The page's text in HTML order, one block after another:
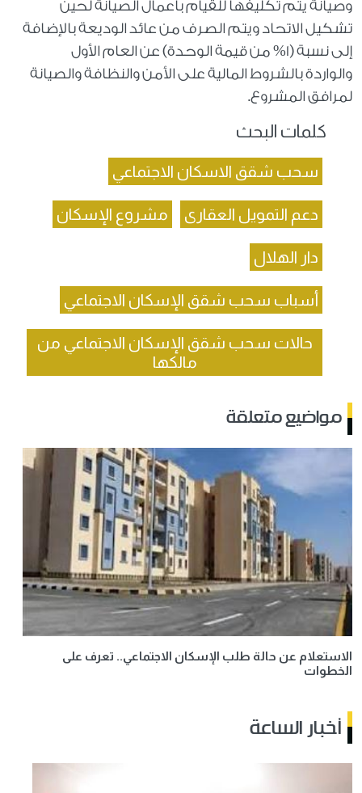
وصيانة يتم تكليفها للقيام بأعمال الصيانة لحين
تشكيل الاتحاد ويتم الصرف من عائد الوديعة بالإضافة
إلى نسبة (1% من قيمة الوحدة) عن العام الأول
والواردة بالشروط المالية على الأمن والنظافة والصيانة
لمرافق المشروع.
كلمات البحث
سحب شقق الاسكان الاجتماعي
دعم التمويل العقارى مشروع الإسكان
دار الهلال
أسباب سحب شقق الإسكان الاجتماعي
حالات سحب شقق الإسكان الاجتماعي من
مالكها
مواضيع متعلقة
الاستعلام عن حالة طلب الإسكان الاجتماعي.. تعرف على
الخطوات
أخبار الساعة